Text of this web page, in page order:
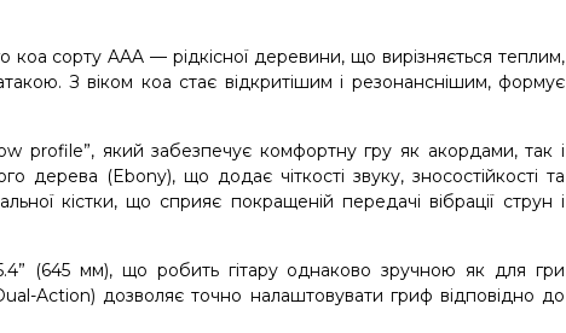
коа сорту AAA — рідкісної деревини, що вирізняється теплим,
З віком коа стає відкритішим і резонанснішим, формує
profile”, який забезпечує комфортну гру як акордами, так і
(Ebony), що додає чіткості звуку, зносостійкості та
кістки, що сприяє покращеній передачі вібрації струн і
(645 мм), що робить гітару однаково зручною як для гри
Action) дозволяє точно налаштовувати гриф відповідно до